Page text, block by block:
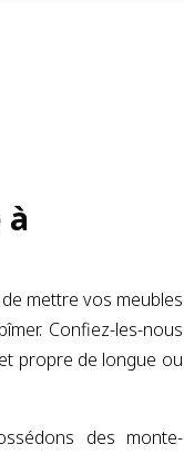
mettre vos meubles
Confiez-les-nous
propre de longue ou
des monte-